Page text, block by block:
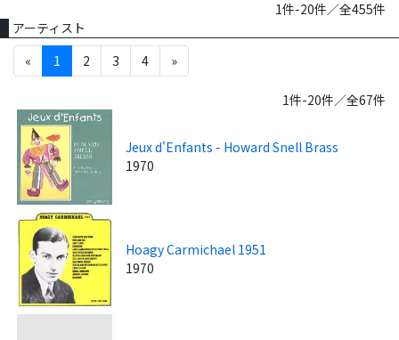
1件-20件／全455件
アーティスト
«
1 2 3 4 »
1件-20件／全67件
Jeux d'Enfants - Howard Snell Brass
1970
Hoagy Carmichael 1951
1970